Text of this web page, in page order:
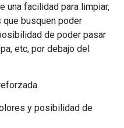
una facilidad para limpiar,
que busquen poder
de poder pasar
etc, por debajo del
y posibilidad de